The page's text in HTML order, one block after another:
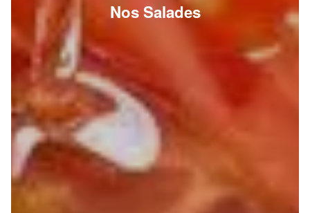
Nos Salades